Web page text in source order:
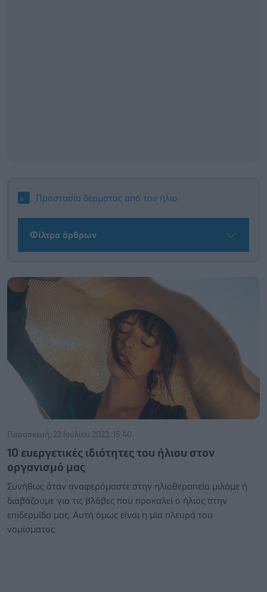
Προστασία δέρματος από τον ήλιο
Φίλτρα άρθρων
Παρασκευή, 22 Ιουλίου 2022, 15:40
10 ευεργετικές ιδιότητες του ήλιου στον
οργανισμό μας
Συνήθως όταν αναφερόμαστε στην ηλιοθεραπεία μιλάμε ή
διαβάζουμε για τις βλάβες που προκαλεί ο ήλιος στην
επιδερμίδα μας. Αυτή όμως είναι η μία πλευρά του
νομίσματος.